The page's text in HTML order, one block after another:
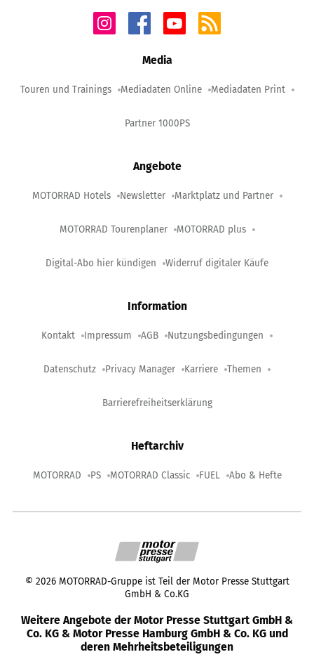
Media
Touren und Trainings Mediadaten Online Mediadaten Print
Partner 1000PS
Angebote
MOTORRAD Hotels Newsletter Marktplatz und Partner
MOTORRAD Tourenplaner MOTORRAD plus
Digital-Abo hier kündigen Widerruf digitaler Käufe
Information
Kontakt Impressum AGB Nutzungsbedingungen
Datenschutz Privacy Manager Karriere Themen
Barrierefreiheitserklärung
Heftarchiv
MOTORRAD PS MOTORRAD Classic FUEL Abo & Hefte
© 2026 MOTORRAD-Gruppe ist Teil der Motor Presse Stuttgart
GmbH & Co.KG
Weitere Angebote der Motor Presse Stuttgart GmbH &
Co. KG & Motor Presse Hamburg GmbH & Co. KG und
deren Mehrheitsbeteiligungen